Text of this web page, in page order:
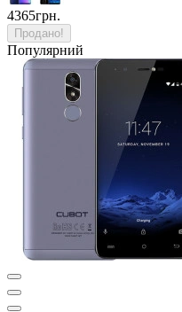
4365грн.
Продано!
Популярний